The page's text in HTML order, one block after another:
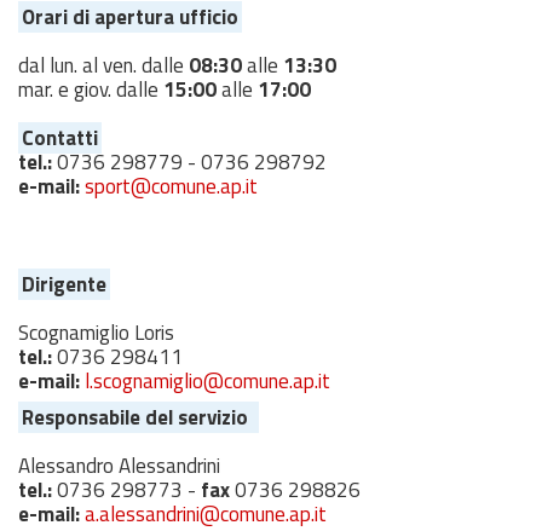
Orari di apertura ufficio
dal lun. al ven. dalle 08:30alle 13:30
mar. e giov. dalle 15:00alle 17:00
Contatti
tel.:0736 298779 - 0736 298792
e-mail:sport@comune.ap.it
Dirigente
Scognamiglio Loris
tel.:0736 298411
e-mail:l.scognamiglio@comune.ap.it
Responsabile del servizio
Alessandro Alessandrini
tel.:0736 298773 - fax0736 298826
e-mail:a.alessandrini@comune.ap.it